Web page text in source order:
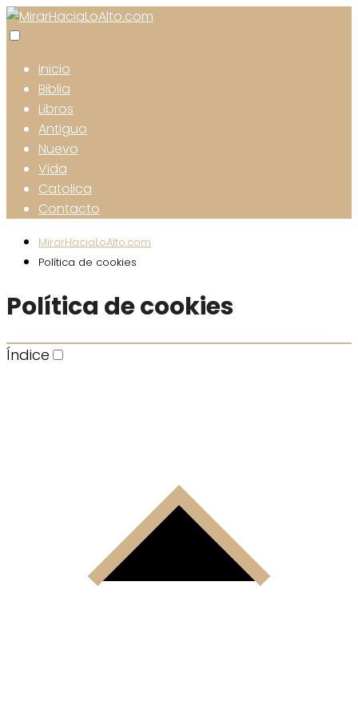
Inicio
Biblia
Libros
Antiguo
Nuevo
Vida
Catolica
Contacto
MirarHaciaLoAlto.com
Política de cookies
Política de cookies
Índice